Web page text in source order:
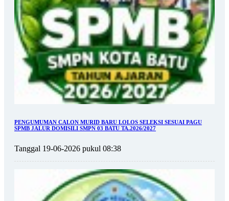
PENGUMUMAN CALON MURID BARU LOLOS SELEKSI SESUAI PAGU
SPMB JALUR DOMISILI SMPN 03 BATU TA.2026/2027
Tanggal 19-06-2026 pukul 08:38